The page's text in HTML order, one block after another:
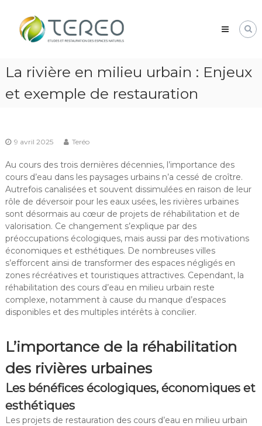
content
TEREO
étude
espaces
naturels
La rivière en milieu urbain : Enjeux
et exemple de restauration
9 avril 2025 Teréo
Au cours des trois dernières décennies, l’importance des
cours d’eau dans les paysages urbains n’a cessé de croître.
Autrefois canalisées et souvent dissimulées en raison de leur
rôle de déversoir pour les eaux usées, les rivières urbaines
sont désormais au cœur de projets de réhabilitation et de
valorisation. Ce changement s’explique par des
préoccupations écologiques, mais aussi par des motivations
économiques et esthétiques. De nombreuses villes
s’efforcent ainsi de transformer des espaces négligés en
zones récréatives et touristiques attractives. Cependant, la
réhabilitation des cours d’eau en milieu urbain reste
complexe, notamment à cause du manque d’espaces
disponibles et des multiples intérêts à concilier.
L’importance de la réhabilitation
des rivières urbaines
Les bénéfices écologiques, économiques et
esthétiques
Les projets de restauration des cours d’eau en milieu urbain